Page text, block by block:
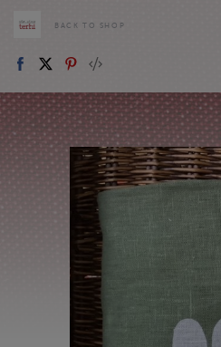
BACK TO SHOP